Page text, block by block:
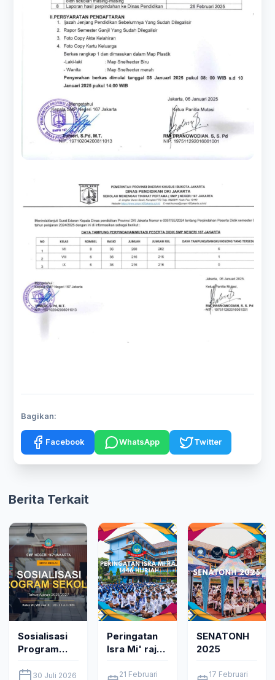
Bagikan:
Facebook WhatsApp Twitter
Berita Terkait
Sosialisasi
Program
Tahun30 Juli 2026
Peringatan
Isra Mi' raj
21 Februari
SENATONH
2025
17 Februari